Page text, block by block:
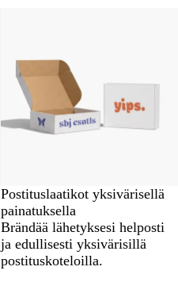
Postituslaatikot yksivärisellä
painatuksella
Brändää lähetyksesi helposti
ja edullisesti yksivärisillä
postituskoteloilla.